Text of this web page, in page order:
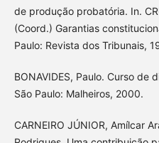
de produção probatória. In.
(Coord.) Garantias
Paulo: Revista dos Tribunais,
BONAVIDES, Paulo. Curso de
São Paulo: Malheiros, 2000.
CARNEIRO JÚNIOR, Amílcar